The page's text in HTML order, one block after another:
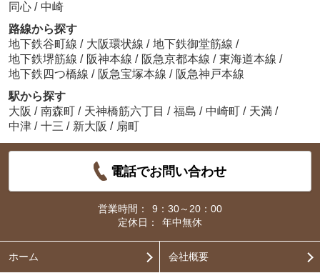
同心 / 中崎
路線から探す
地下鉄谷町線 / 大阪環状線 / 地下鉄御堂筋線 /
地下鉄堺筋線 / 阪神本線 / 阪急京都本線 / 東海道本線 /
地下鉄四つ橋線 / 阪急宝塚本線 / 阪急神戸本線
駅から探す
大阪 / 南森町 / 天神橋筋六丁目 / 福島 / 中崎町 / 天満 /
中津 / 十三 / 新大阪 / 扇町
電話でお問い合わせ
営業時間：
9：30～20：00
定休日：
年中無休
ホーム 会社概要